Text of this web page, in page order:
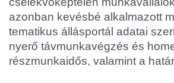
azonban kevésbé alkalmazott
tematikus állásportál adatai
nyerő távmunkavégzés és
részmunkaidős, valamint a